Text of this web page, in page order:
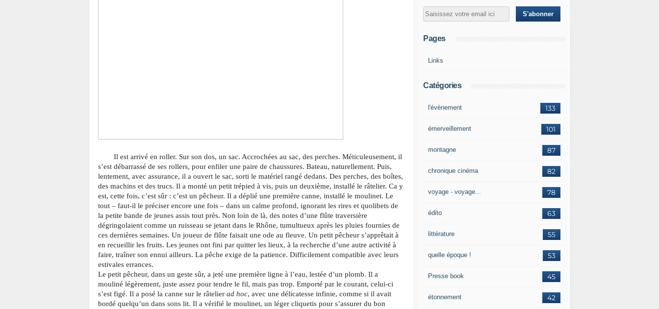
Il est arrivé en roller. Sur son dos, un sac. Accrochées au sac, des perches. Méticuleusement, il
s’est débarrassé de ses rollers, pour enfiler une paire de chaussures. Bateau, naturellement. Puis,
lentement, avec assurance, il a ouvert le sac, sorti le matériel rangé dedans. Des perches, des boîtes,
des machins et des trucs. Il a monté un petit trépied à vis, puis un deuxième, installé le râtelier. Ca y
est, cette fois, c’est sûr : c’est un pêcheur. Il a déplié une première canne, installé le moulinet. Le
tout – faut-il le préciser encore une fois – dans un calme profond, ignorant les rires et quolibets de
la petite bande de jeunes assis tout près. Non loin de là, des notes d’une flûte traversière
dégringolaient comme un ruisseau se jetant dans le Rhône, tumultueux après les pluies fournies de
ces dernières semaines. Un joueur de flûte faisait une ode au fleuve. Un petit pêcheur s’apprêtait à
en recueillir les fruits. Les jeunes ont fini par quitter les lieux, à la recherche d’une autre activité à
faire, traîner son ennui ailleurs. La pêche exige de la patience. Difficilement compatible avec leurs
estivales errances.
Le petit pêcheur, dans un geste sûr, a jeté une première ligne à l’eau, lestée d’un plomb. Il a
mouliné légèrement, juste assez pour tendre le fil, mais pas trop. Emporté par le courant, celui-ci
s’est figé. Il a posé la canne sur le râtelier ad hoc, avec une délicatesse infinie, comme si il avait
bordé quelqu’un dans sons lit. Il a vérifié le moulinet, un léger cliquetis pour s’assurer du bon
Pages
Links
Catégories
133
l'évènement
101
émerveillement
87
montagne
82
chronique cinéma
78
voyage - voyage...
63
édito
55
littérature
53
quelle époque !
45
Presse book
42
étonnement